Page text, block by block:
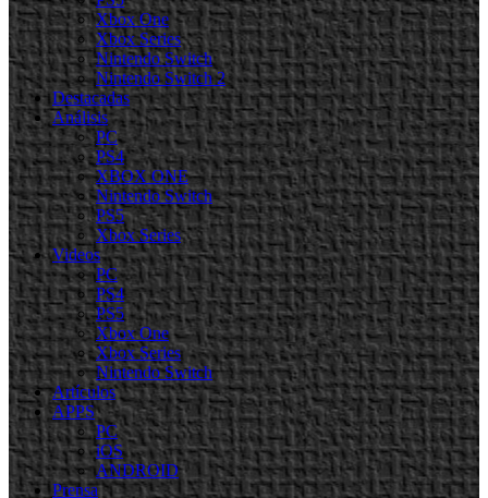
Xbox One
Xbox Series
Nintendo Switch
Nintendo Switch 2
Destacadas
Análisis
PC
PS4
XBOX ONE
Nintendo Switch
PS5
Xbox Series
Videos
PC
PS4
PS5
Xbox One
Xbox Series
Nintendo Switch
Artículos
APPS
PC
iOS
ANDROID
Prensa